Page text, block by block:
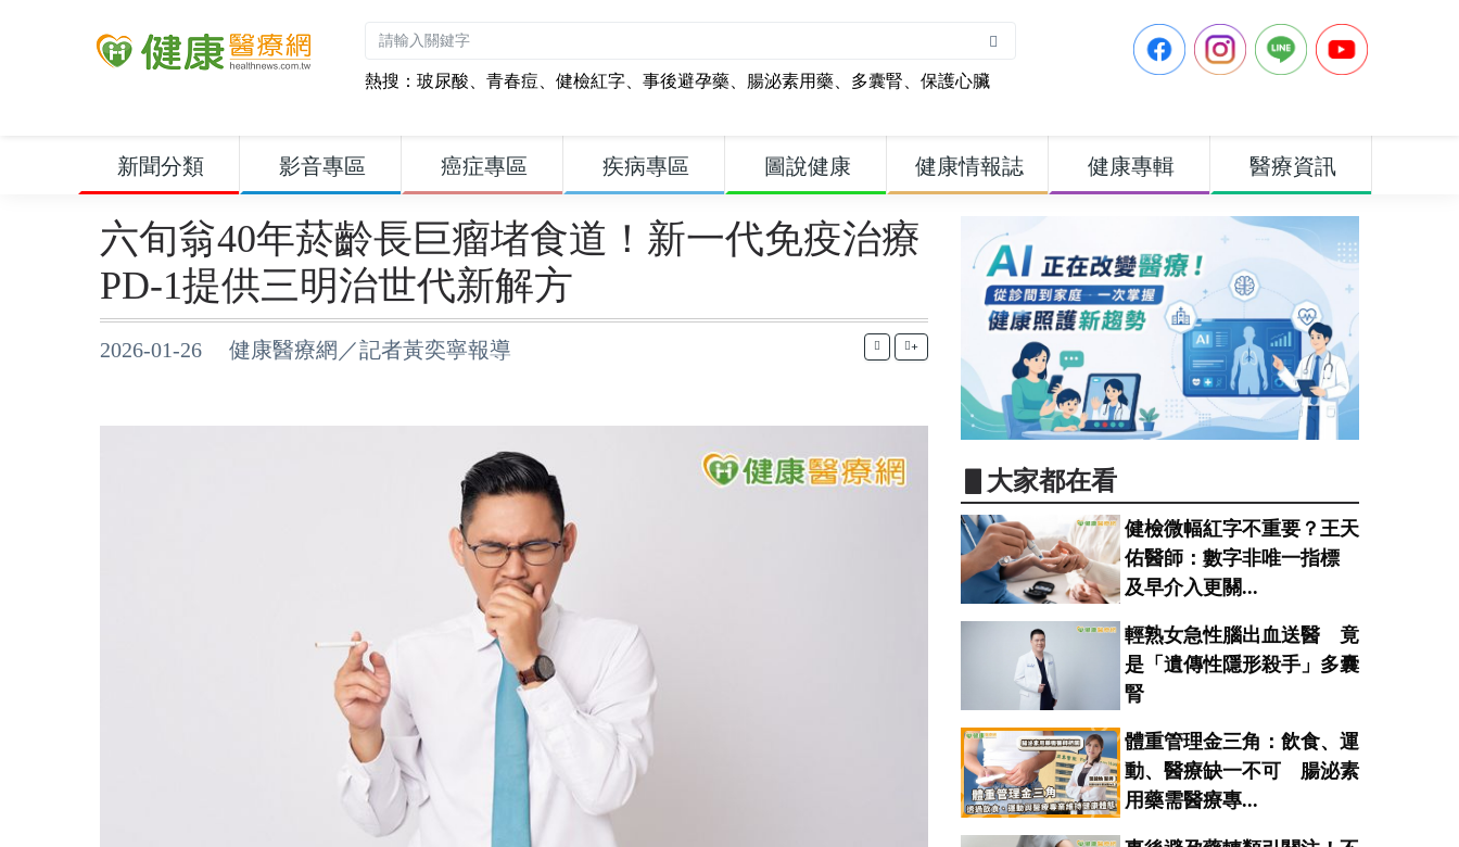
熱搜： 玻尿酸、 青春痘、 健檢紅字、 事後避孕藥、 腸泌素用藥、 多囊腎、 保護心臟
新聞分類 影音專區 癌症專區 疾病專區 圖說健康 健康情報誌 健康專輯 醫療資訊
六旬翁40年菸齡長巨瘤堵食道！新一代免疫治療
PD-1提供三明治世代新解方
2026-01-26 健康醫療網／記者黃奕寧報導 +
▋大家都在看
健檢微幅紅字不重要？王天
佑醫師：數字非唯一指標
及早介入更關...
輕熟女急性腦出血送醫 竟
是「遺傳性隱形殺手」多囊
腎
體重管理金三角：飲食、運
動、醫療缺一不可 腸泌素
用藥需醫療專...